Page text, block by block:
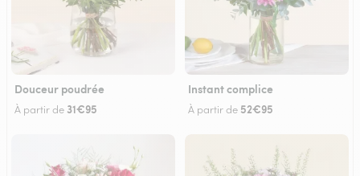
Douceur poudrée
À partir de 31€95
Instant complice
À partir de 52€95